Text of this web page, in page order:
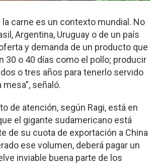
la carne es un contexto mundial. No
Argentina, Uruguay o de un país
y demanda de un producto que
30 o 40 días como el pollo; producir
o tres años para tenerlo servido
señaló.
de atención, según Ragi, está en
el gigante sudamericano está
de su cuota de exportación a China
ese volumen, deberá pagar un
inviable buena parte de los